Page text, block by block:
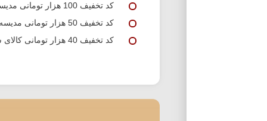
کد تخفیف 100 هزار تومانی مدیسه
کد تخفیف 50 هزار تومانی مدیسه
کد تخفیف 40 هزار تومانی کالای سوپرمارکتی مدیسه